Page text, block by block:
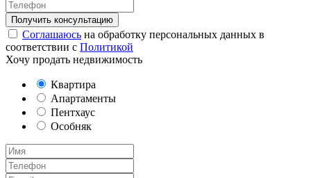
Соглашаюсь на обработку персональных данных в
соответствии с Политикой
Хочу продать недвижимость
Квартира
Апартаменты
Пентхаус
Особняк